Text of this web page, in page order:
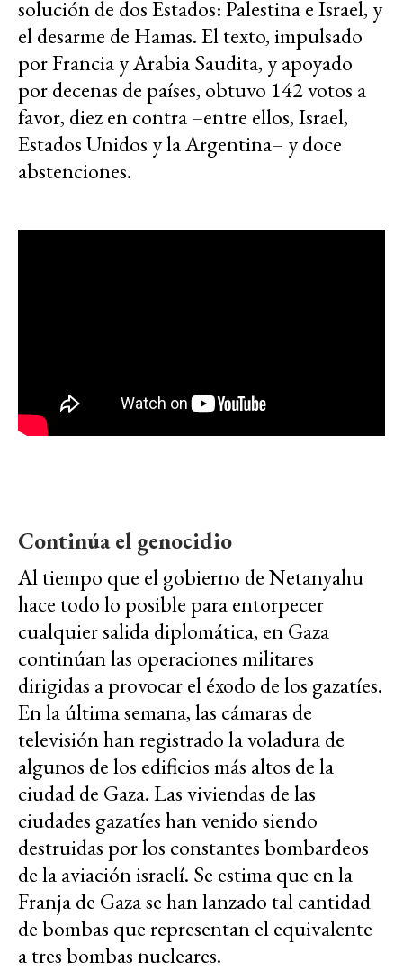
solución de dos Estados: Palestina e Israel, y
el desarme de Hamas. El texto, impulsado
por Francia y Arabia Saudita, y apoyado
por decenas de países, obtuvo 142 votos a
favor, diez en contra –entre ellos, Israel,
Estados Unidos y la Argentina– y doce
abstenciones.
Continúa el genocidio
Al tiempo que el gobierno de Netanyahu
hace todo lo posible para entorpecer
cualquier salida diplomática, en Gaza
continúan las operaciones militares
dirigidas a provocar el éxodo de los gazatíes.
En la última semana, las cámaras de
televisión han registrado la voladura de
algunos de los edificios más altos de la
ciudad de Gaza. Las viviendas de las
ciudades gazatíes han venido siendo
destruidas por los constantes bombardeos
de la aviación israelí. Se estima que en la
Franja de Gaza se han lanzado tal cantidad
de bombas que representan el equivalente
a tres bombas nucleares.